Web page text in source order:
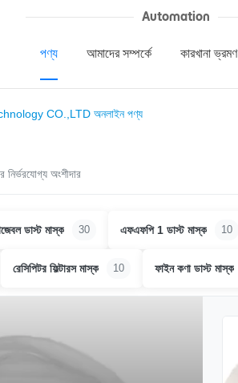
Automation
পণ্য আমাদের সম্পর্কে কারখানা ভ্রমণ
CO.,LTD অনলাইন পণ্য
অংশীদার
ডাস্ট মাস্ক 30 এফএফপি 1 ডাস্ট মাস্ক 10
রেসিপিটর ফিল্টারস মাস্ক 10 ফাইন কণা ডাস্ট মাস্ক